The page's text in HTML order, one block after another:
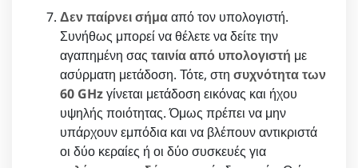
Δεν παίρνει σήμααπό τον υπολογιστή.
Συνήθως μπορεί να θέλετε να δείτε την
αγαπημένη σας ταινία από υπολογιστή με
ασύρματη μετάδοση. Τότε, στη συχνότητα των
60 GHzγίνεται μετάδοση εικόνας και ήχου
υψηλής ποιότητας. Όμως πρέπει να μην
υπάρχουν εμπόδια και να βλέπουν αντικριστά
οι δύο κεραίες ή οι δύο συσκευές για